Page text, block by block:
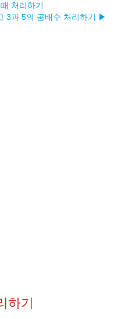
처리하기
3과 5의 공배수 처리하기 ▶︎
하기